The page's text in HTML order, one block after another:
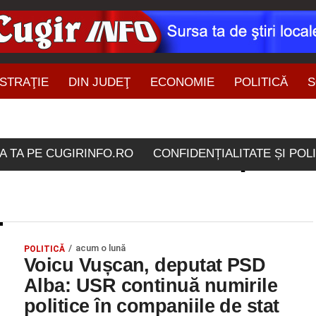
DIN JUDEŢ ECONOMIE POLITICĂ
TA PE CUGIRINFO.RO CONFIDENȚIALITATE ȘI
etichetate "companii
POLITICĂ acum o lună
Voicu Vușcan, deputat PSD
Alba: USR continuă numirile
politice în companiile de stat